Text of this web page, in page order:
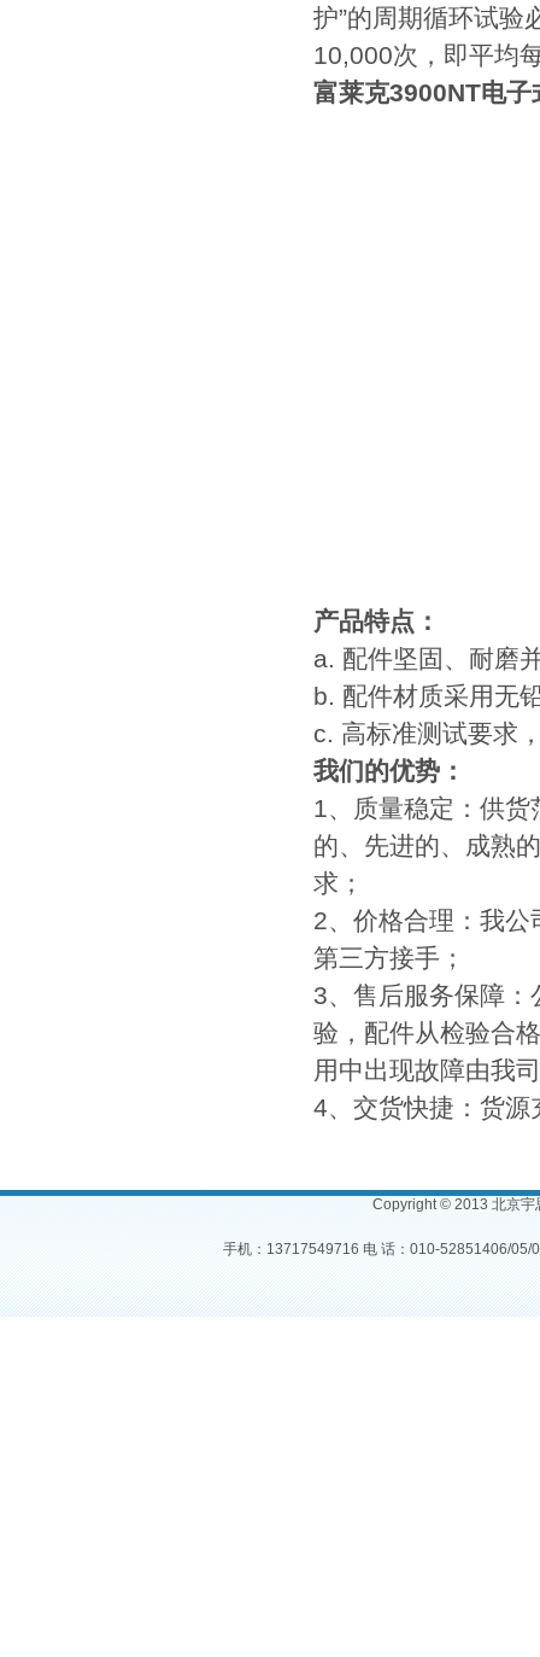
护”的周期循环试验
10,000次，即平均
富莱克3900NT电
产品特点：
a. 配件坚固、耐磨
b. 配件材质采用无
c. 高标准测试要求
我们的优势：
1、质量稳定：供
的、先进的、成熟
求；
2、价格合理：我
第三方接手；
3、售后服务保障
验，配件从检验合
用中出现故障由我
4、交货快捷：货
Copyright © 2013 北京宇
手机：13717549716 电 话：010-52851406/05/